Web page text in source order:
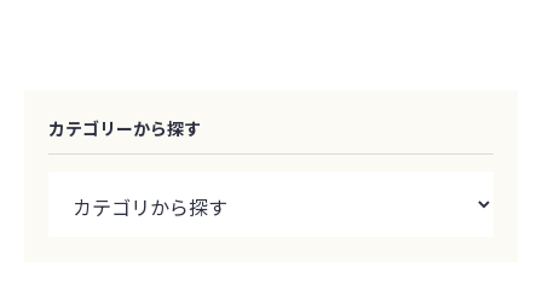
カテゴリーから探す